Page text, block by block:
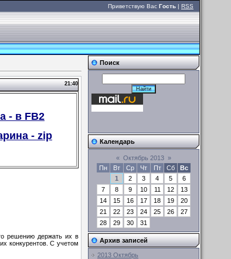
Приветствую Вас Гость | RSS
21:40
- в FB2
- zip
решению держать их в
конкурентов. С учетом
Поиск
Календарь
« Октябрь 2013 »
Пн
Вт Ср Чт Пт Сб
Вс
1
2 3 4 5
6
7
8 9 10 11 12
13
14
15 16 17 18 19
20
21
22 23 24 25 26
27
28
29 30 31
Архив записей
2013 Октябрь